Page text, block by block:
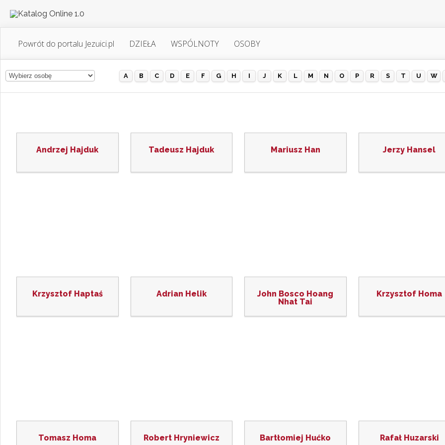
Powrót do portalu Jezuici.pl DZIEŁA WSPÓLNOTY OSOBY
A B C D E F G H I J K L M N O P R S T U W
Andrzej Hajduk Tadeusz Hajduk Mariusz Han Jerzy Hansel
Krzysztof Haptaś Adrian Helik
John Bosco Hoang
Nhat Tai
Krzysztof Homa
Tomasz Homa Robert Hryniewicz Bartłomiej Hućko Rafał Huzarski